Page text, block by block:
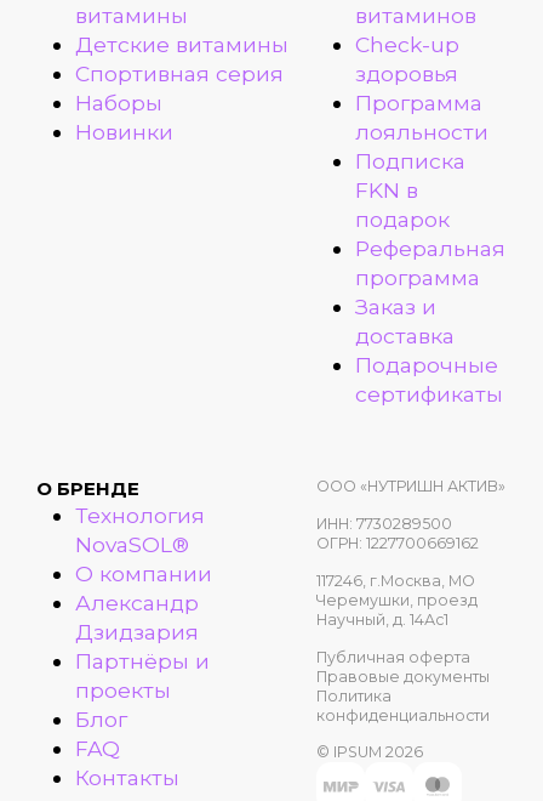
витамины
Детские витамины
Спортивная серия
Наборы
Новинки
витаминов
Check-up
здоровья
Программа
лояльности
Подписка
FKN в
подарок
Реферальная
программа
Заказ и
доставка
Подарочные
сертификаты
О БРЕНДЕ
Технология
NovaSOL®
О компании
Александр
Дзидзария
Партнёры и
проекты
Блог
FAQ
Контакты
ООО «НУТРИШН АКТИВ»
ИНН: 7730289500
ОГРН: 1227700669162
117246, г.Москва, МО
Черемушки, проезд
Научный, д. 14Ас1
Публичная оферта
Правовые документы
Политика
конфиденциальности
© IPSUM 2026